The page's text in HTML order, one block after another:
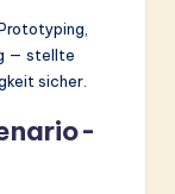
— stellte
sicher.